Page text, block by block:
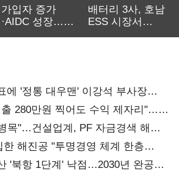
가입자 증가
·AIDC 성장…
배터리 3사, 호남
ESS 시장서
에 '정통 대우맨' 이강석 부사장
280만원 찍어도 수익 제자리"…
인'
목"…건설업계, PF 자금경색 해소
해진공 "투명경영 체계 한층
'북항 1단계' 낙점…2030년 완공